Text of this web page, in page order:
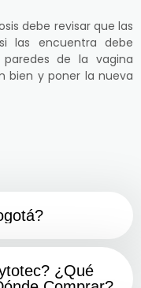
debe revisar que las
las encuentra debe
de la vagina
bien y poner la nueva
¿Qué